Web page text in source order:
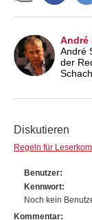
André
André
der
Diskutieren
Regeln für
Benutzer
Kennwort
Noch kein
Kommentar